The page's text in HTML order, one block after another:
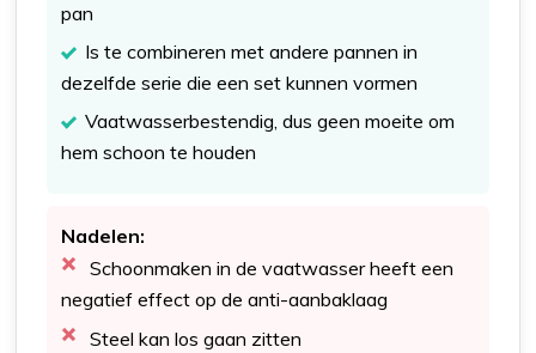
pan
Is te combineren met andere pannen in
dezelfde serie die een set kunnen vormen
Vaatwasserbestendig, dus geen moeite om
hem schoon te houden
Nadelen:
Schoonmaken in de vaatwasser heeft een
negatief effect op de anti-aanbaklaag
Steel kan los gaan zitten